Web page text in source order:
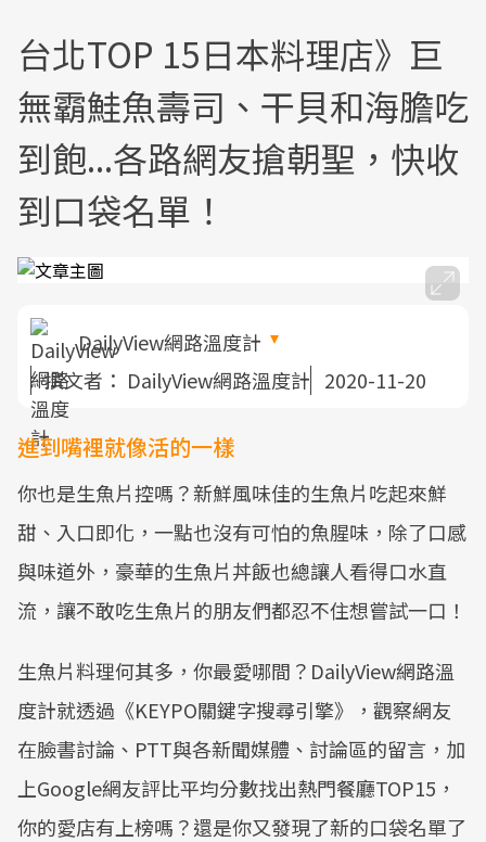
台北TOP 15日本料理店》巨
無霸鮭魚壽司、干貝和海膽吃
到飽...各路網友搶朝聖，快收
到口袋名單！
DailyView網路溫度計
撰文者： DailyView網路溫度計 2020-11-20
進到嘴裡就像活的一樣
你也是生魚片控嗎？新鮮風味佳的生魚片吃起來鮮
甜、入口即化，一點也沒有可怕的魚腥味，除了口感
與味道外，豪華的生魚片丼飯也總讓人看得口水直
流，讓不敢吃生魚片的朋友們都忍不住想嘗試一口！
生魚片料理何其多，你最愛哪間？DailyView網路溫
度計就透過《KEYPO關鍵字搜尋引擎》，觀察網友
在臉書討論、PTT與各新聞媒體、討論區的留言，加
上Google網友評比平均分數找出熱門餐廳TOP15，
你的愛店有上榜嗎？還是你又發現了新的口袋名單了